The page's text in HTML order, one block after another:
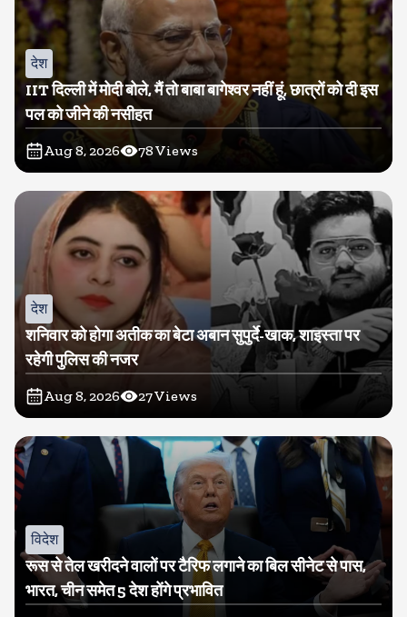
देश
IIT दिल्ली में मोदी बोले, मैं तो बाबा बागेश्वर नहीं हूं, छात्रों को दी इस
पल को जीने की नसीहत
Aug 8, 2026 78Views
देश
शनिवार को होगा अतीक का बेटा अबान सुपुर्दे-खाक, शाइस्ता पर
रहेगी पुलिस की नजर
Aug 8, 2026 27Views
विदेश
रूस से तेल खरीदने वालों पर टैरिफ लगाने का बिल सीनेट से पास,
भारत, चीन समेत 5 देश होंगे प्रभावित